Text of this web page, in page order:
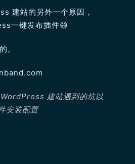
建站的另外一个原因，
一键发布插件😄
。
建站遇到的坑以
安装配置